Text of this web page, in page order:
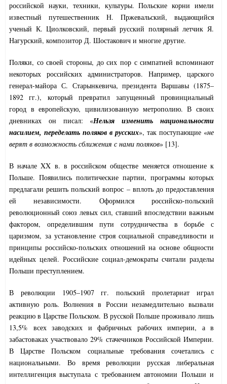
российской науки, техники, культуры. Польские корни имели
известный путешественник Н. Пржевальский, выдающийся
ученый К. Циолковский, первый русский полярный летчик Я.
Нагурский, композитор Д. Шостакович и многие другие.
Поляки, со своей стороны, до сих пор с симпатией вспоминают
некоторых российских администраторов. Например, царского
генерал-майора С. Старынкевича, президента Варшавы (1875–
1892 гг.), который превратил запущенный провинциальный
город в европейскую, цивилизованную метрополию. В своих
дневниках он писал: «Нельзя изменить национальности
насилием, переделать поляков в русских», так поступающие «не
верят в возможность сближения с нами поляков» [13].
В начале XX в. в российском обществе меняется отношение к
Польше. Появились политические партии, программы которых
предлагали решить польский вопрос – вплоть до предоставления
ей независимости. Оформился российско-польский
революционный союз левых сил, ставший впоследствии важным
фактором, определившим пути сотрудничества в борьбе с
царизмом, за установление строя социальной справедливости и
принципы российско-польских отношений на основе общности
идейных целей. Российские социал-демократы считали разделы
Польши преступлением.
В революции 1905–1907 гг. польский пролетариат играл
активную роль. Волнения в России незамедлительно вызвали
реакцию в Царстве Польском. В русской Польше проживало лишь
13,5% всех заводских и фабричных рабочих империи, а в
забастоваках участвовало 29% стачечников Российской Империи.
В Царстве Польском социальные требования сочетались с
национальными. Во время революции русская либеральная
интеллигенция выступала с требованием автономии Польши и